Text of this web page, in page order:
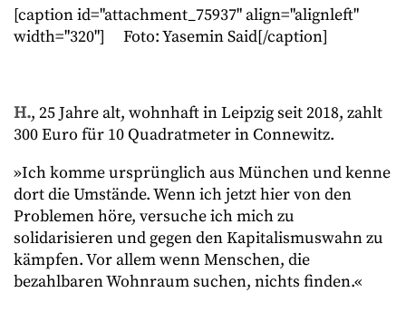
[caption id="attachment_75937" align="alignleft"
width="320"]
Foto: Yasemin Said[/caption]
H., 25 Jahre alt, wohnhaft in Leipzig seit 2018, zahlt
300 Euro für 10 Quadratmeter in Connewitz.
»Ich komme ursprünglich aus München und kenne
dort die Umstände. Wenn ich jetzt hier von den
Problemen höre, versuche ich mich zu
solidarisieren und gegen den Kapitalismuswahn zu
kämpfen. Vor allem wenn Menschen, die
bezahlbaren Wohnraum suchen, nichts finden.«